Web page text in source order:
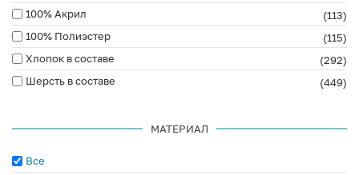
100% Акрил
(113)
100% Полиэстер
(115)
Хлопок в составе
(292)
Шерсть в составе
(449)
МАТЕРИАЛ
Все